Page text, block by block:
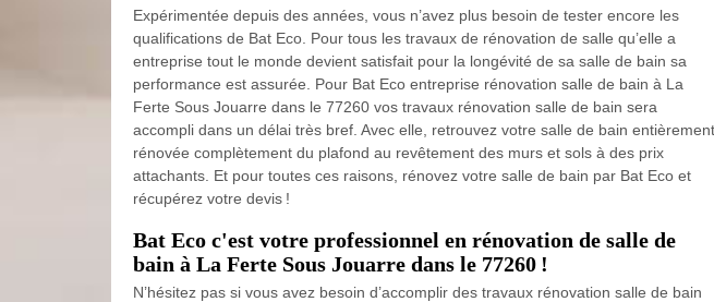
Expérimentée depuis des années, vous n’avez plus besoin de tester encore les
qualifications de Bat Eco. Pour tous les travaux de rénovation de salle qu’elle a
entreprise tout le monde devient satisfait pour la longévité de sa salle de bain sa
performance est assurée. Pour Bat Eco entreprise rénovation salle de bain à La
Ferte Sous Jouarre dans le 77260 vos travaux rénovation salle de bain sera
accompli dans un délai très bref. Avec elle, retrouvez votre salle de bain entièrement
rénovée complètement du plafond au revêtement des murs et sols à des prix
attachants. Et pour toutes ces raisons, rénovez votre salle de bain par Bat Eco et
récupérez votre devis !
Bat Eco c'est votre professionnel en rénovation de salle de
bain à La Ferte Sous Jouarre dans le 77260 !
N’hésitez pas si vous avez besoin d’accomplir des travaux rénovation salle de bain